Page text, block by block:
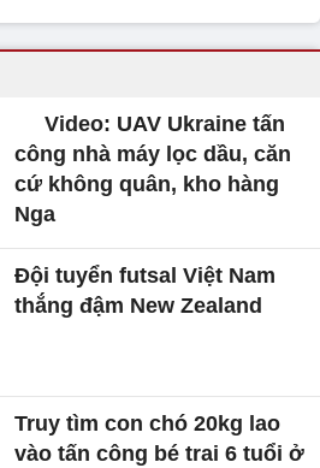
Video: UAV Ukraine tấn
công nhà máy lọc dầu, căn
cứ không quân, kho hàng
Nga
Đội tuyển futsal Việt Nam
thắng đậm New Zealand
Truy tìm con chó 20kg lao
vào tấn công bé trai 6 tuổi ở